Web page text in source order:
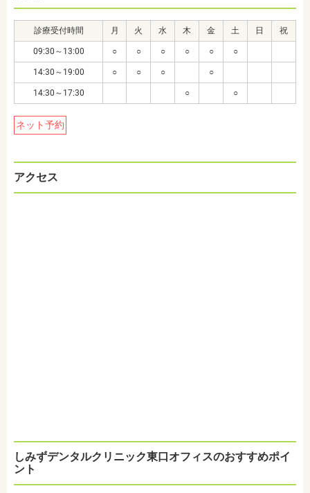
診療受付時間 月 火 水 木 金 土 日 祝
09:30～13:00 ○ ○ ○ ○ ○ ○
14:30～19:00 ○ ○ ○ ○
14:30～17:30 ○ ○
ネット予約
アクセス
しみずデンタルクリニック東口オフィスのおすすめポイ
ント